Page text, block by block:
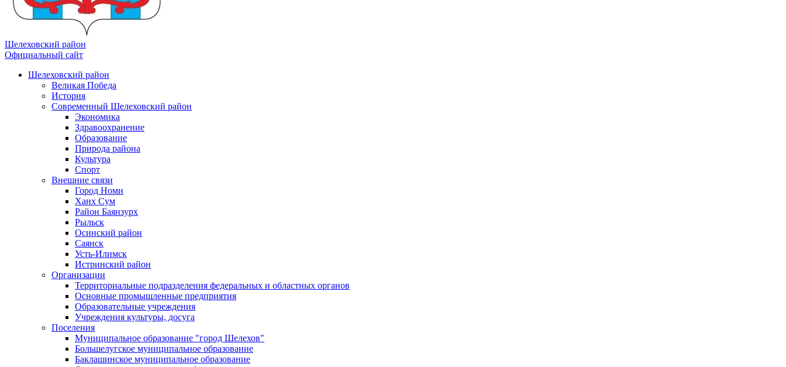
Шелеховский район
Официальный сайт
Шелеховский район
Великая Победа
История
Современный Шелеховский район
Экономика
Здравоохранение
Образование
Природа района
Культура
Спорт
Внешние связи
Город Номи
Ханх Сум
Район Баянзурх
Рыльск
Осинский район
Саянск
Усть-Илимск
Истринский район
Организации
Территориальные подразделения федеральных и областных органов
Основные промышленные предприятия
Образовательные учреждения
Учреждения культуры, досуга
Поселения
Муниципальное образование "город Шелехов"
Большелугское муниципальное образование
Баклашинское муниципальное образование